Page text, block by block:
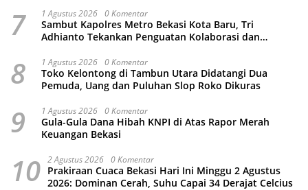
7 1 Agustus 2026 0 Komentar
Sambut Kapolres Metro Bekasi Kota Baru, Tri
Adhianto Tekankan Penguatan Kolaborasi dan
8 1 Agustus 2026 0 Komentar
Toko Kelontong di Tambun Utara Didatangi Dua
Pemuda, Uang dan Puluhan Slop Roko Dikuras
9 1 Agustus 2026 0 Komentar
Gula-Gula Dana Hibah KNPI di Atas Rapor Merah
Keuangan Bekasi
10 2 Agustus 2026 0 Komentar
Prakiraan Cuaca Bekasi Hari Ini Minggu 2 Agustus
2026: Dominan Cerah, Suhu Capai 34 Derajat Celcius